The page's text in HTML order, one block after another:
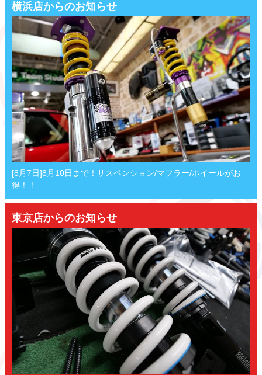
横浜店からのお知らせ
[8月7日]8月10日まで！サスペンション/マフラー/ホイールがお
得！！
東京店からのお知らせ